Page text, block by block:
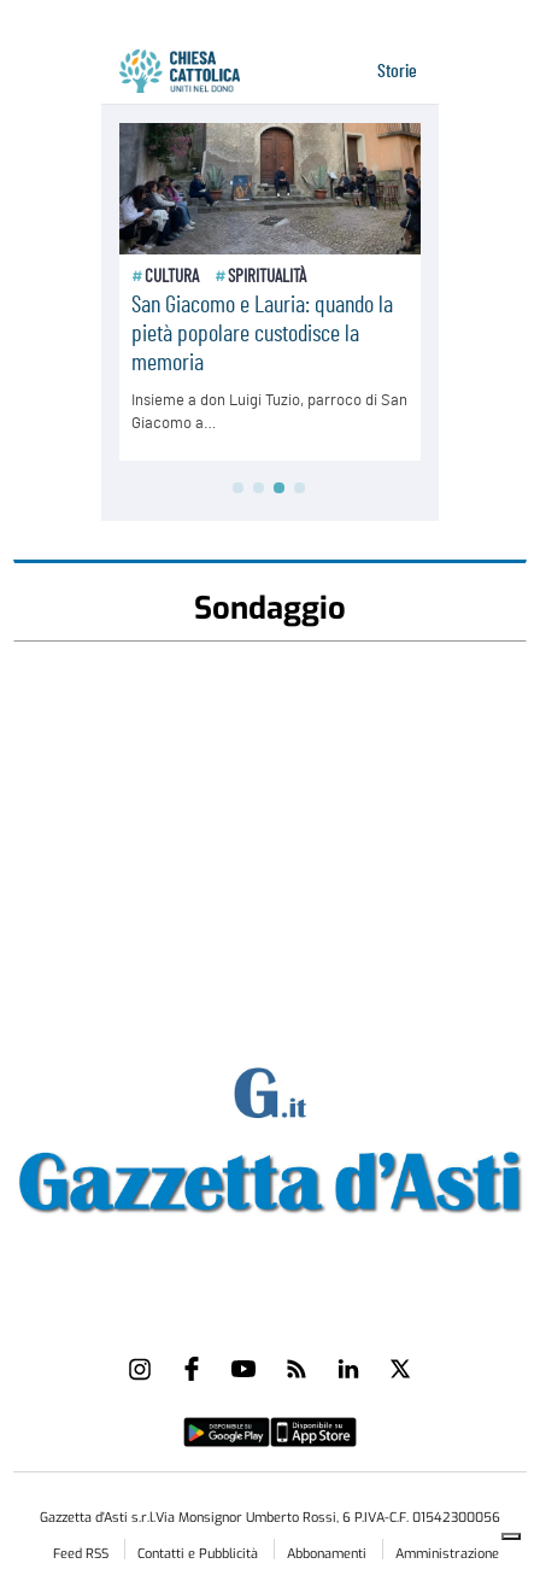
Sondaggio
Gazzetta d'Asti s.r.l.Via Monsignor Umberto Rossi, 6 P.IVA-C.F. 01542300056
Feed RSS
Contatti e Pubblicità Abbonamenti
Amministrazione